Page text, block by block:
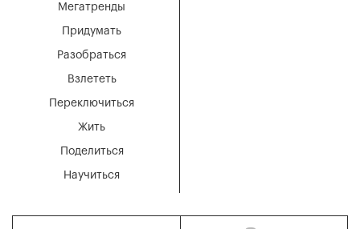
Мегатренды
Придумать
Разобраться
Взлететь
Переключиться
Жить
Поделиться
Научиться